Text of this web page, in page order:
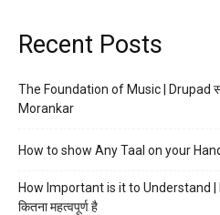
Recent Posts
The Foundation of Music | Drupad
Morankar
How to show Any Taal on your Hand
How Important is it to Understand
कितना महत्वपूर्ण है